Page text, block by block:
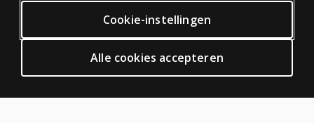
Privacy
Algemene Verordening Gegevensbescherming (AVG)
ODR
Cookie-instellingen
Alle cookies accepteren